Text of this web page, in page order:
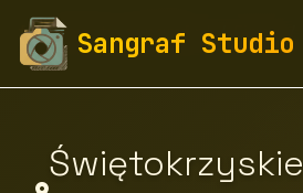
Sangraf Studio
fototapety-sangraf.pl Firmy
Świętokrzyskie